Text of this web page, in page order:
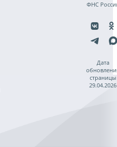
ФНС
Дата
страницы
29.04.2026